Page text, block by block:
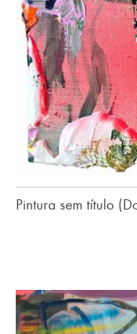
Pintura sem título